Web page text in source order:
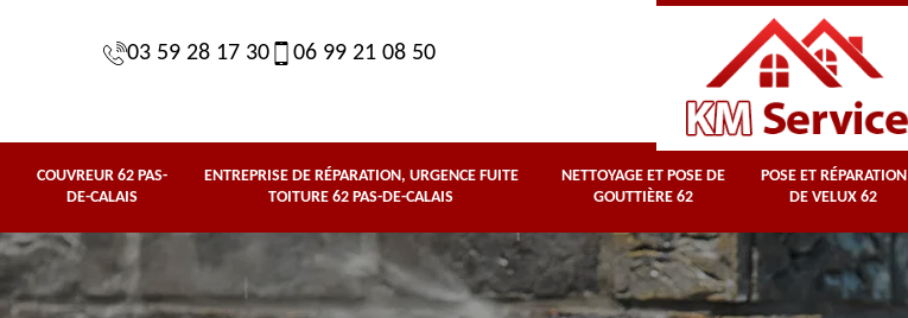
03 59 28 17 30 06 99 21 08 50
COUVREUR 62 PAS-
DE-CALAIS
ENTREPRISE DE RÉPARATION, URGENCE FUITE
TOITURE 62 PAS-DE-CALAIS
NETTOYAGE ET POSE DE
GOUTTIÈRE 62
POSE ET RÉPARATION
DE VELUX 62